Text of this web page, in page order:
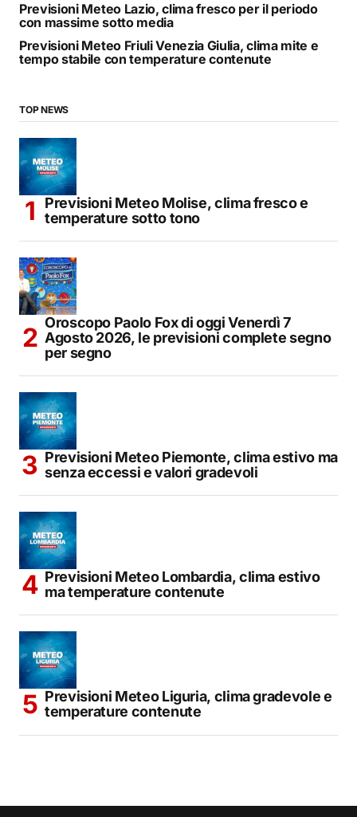
Previsioni Meteo Lazio, clima fresco per il periodo
con massime sotto media
Previsioni Meteo Friuli Venezia Giulia, clima mite e
tempo stabile con temperature contenute
TOP NEWS
Previsioni Meteo Molise, clima fresco e
temperature sotto tono
Oroscopo Paolo Fox di oggi Venerdì 7
Agosto 2026, le previsioni complete segno
per segno
Previsioni Meteo Piemonte, clima estivo ma
senza eccessi e valori gradevoli
Previsioni Meteo Lombardia, clima estivo
ma temperature contenute
Previsioni Meteo Liguria, clima gradevole e
temperature contenute